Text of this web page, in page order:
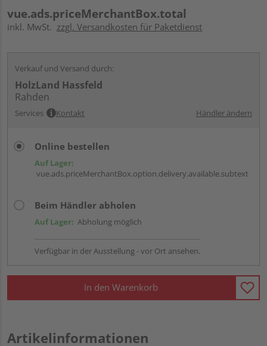
vue.ads.priceMerchantBox.total
inkl. MwSt. zzgl. Versandkosten für Paketdienst
Verkauf und Versand durch:
HolzLand Hassfeld
Rahden
Services Kontakt Händler ändern
Online bestellen
Auf Lager:
vue.ads.priceMerchantBox.option.delivery.available.subtext
Beim Händler abholen
Auf Lager: Abholung möglich
Verfügbar in der Ausstellung - vor Ort ansehen.
In den Warenkorb
Artikelinformationen